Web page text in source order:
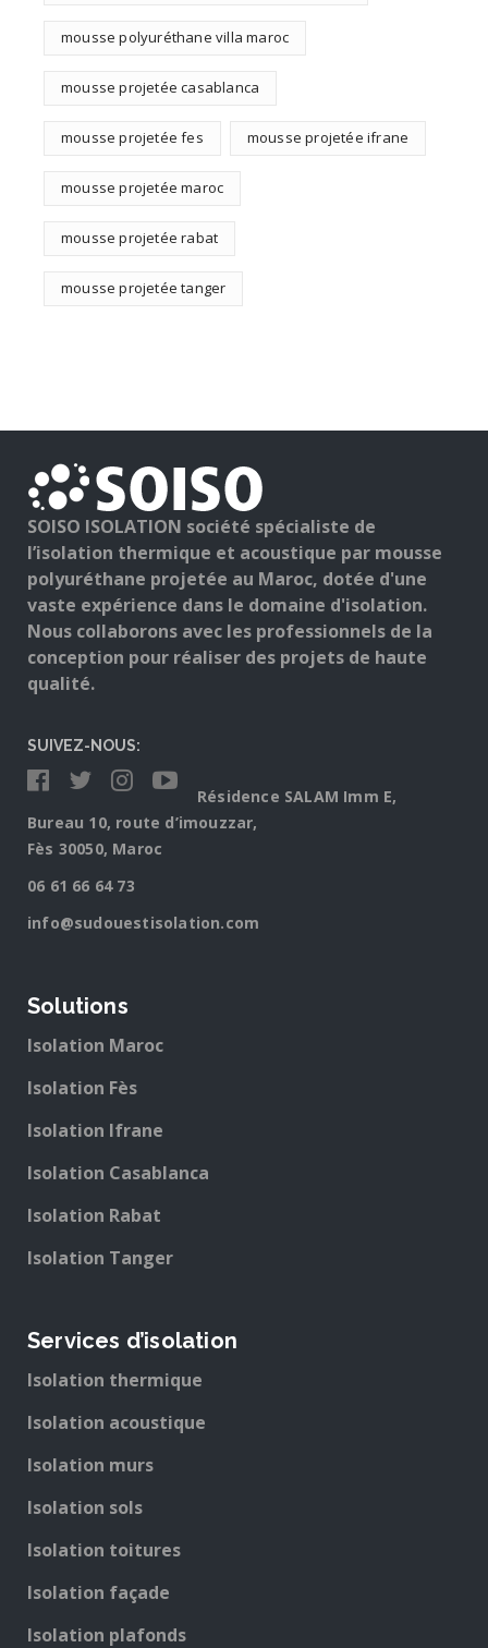
mousse polyuréthane villa maroc
mousse projetée casablanca
mousse projetée fes mousse projetée ifrane
mousse projetée maroc
mousse projetée rabat
mousse projetée tanger
SOISO ISOLATION société spécialiste de
l’isolation thermique et acoustique par mousse
polyuréthane projetée au Maroc, dotée d'une
vaste expérience dans le domaine d'isolation.
Nous collaborons avec les professionnels de la
conception pour réaliser des projets de haute
qualité.
SUIVEZ-NOUS:
Résidence SALAM Imm E,
Bureau 10, route d’imouzzar,
Fès 30050, Maroc
06 61 66 64 73
info@sudouestisolation.com
Solutions
Isolation Maroc
Isolation Fès
Isolation Ifrane
Isolation Casablanca
Isolation Rabat
Isolation Tanger
Services d’isolation
Isolation thermique
Isolation acoustique
Isolation murs
Isolation sols
Isolation toitures
Isolation façade
Isolation plafonds